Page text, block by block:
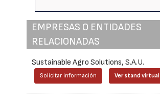
EMPRESAS O ENTIDADES
RELACIONADAS
Sustainable Agro Solutions, S.A.U.
Solicitar información Ver stand virtual